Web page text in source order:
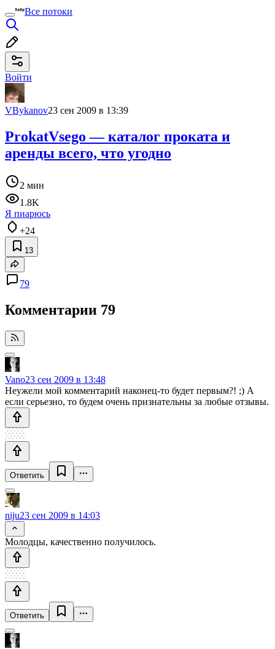
Все потоки
Войти
VBykanov23 сен 2009 в 13:39
ProkatVsego — каталог проката и
аренды всего, что угодно
2 мин
1.8K
Я пиарюсь
+24
13
79
Комментарии 79
Vano23 сен 2009 в 13:48
Неужели мой комментарий наконец-то будет первым?! ;) А
если серьезно, то будем очень признательны за любые отзывы.
Ответить
niju23 сен 2009 в 14:03
Молодцы, качественно получилось.
Ответить